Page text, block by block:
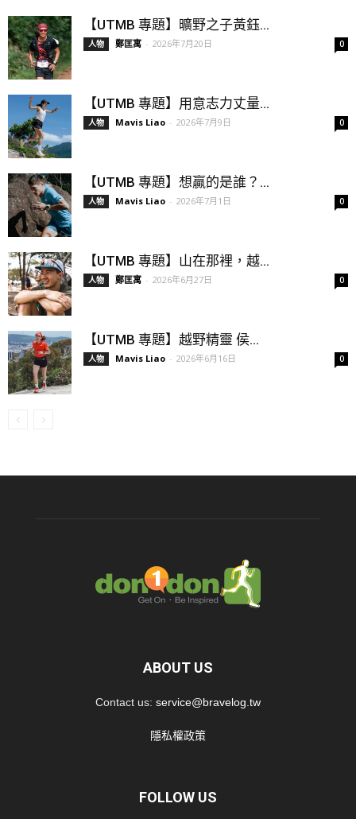
【UTMB 專題】曠野之子黃鈺...
人物 鄭匡寓 - 2026年7月20日 0
【UTMB 專題】用意志力丈量...
人物 Mavis Liao - 2026年7月9日 0
【UTMB 專題】想贏的是誰？...
人物 Mavis Liao - 2026年7月1日 0
【UTMB 專題】山在那裡，越...
人物 鄭匡寓 - 2026年6月27日 0
【UTMB 專題】越野精靈 侯...
人物 Mavis Liao - 2026年6月16日 0
ABOUT US
Contact us: service@bravelog.tw
隱私權政策
FOLLOW US